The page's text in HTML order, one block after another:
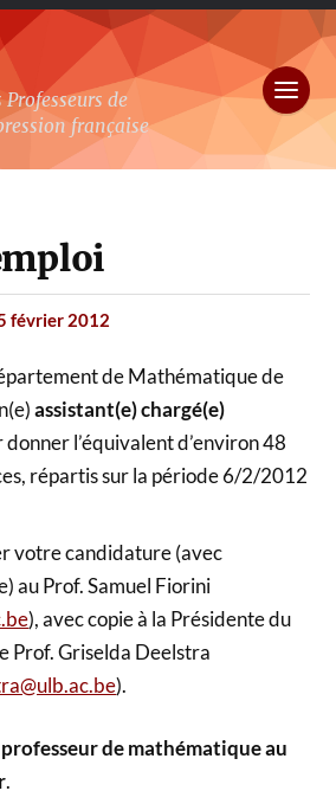
Professeurs de
française
février 2012
de Mathématique de
assistant(e) chargé(e)
l’équivalent d’environ 48
répartis sur la période 6/2/2012
votre candidature (avec
au Prof. Samuel Fiorini
), avec copie à la Présidente du
Prof. Griselda Deelstra
).
professeur de mathématique au
.